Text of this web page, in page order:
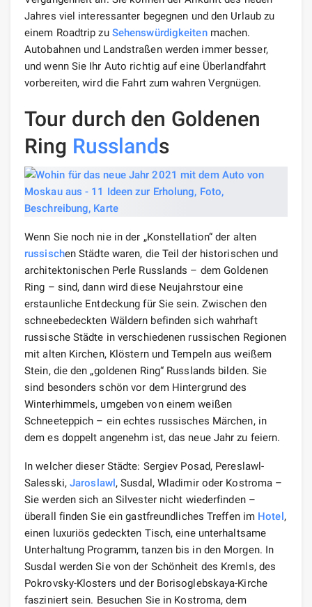
Jahres viel interessanter begegnen und den Urlaub zu
einem Roadtrip zu Sehenswürdigkeitenmachen.
Autobahnen und Landstraßen werden immer besser,
und wenn Sie Ihr Auto richtig auf eine Überlandfahrt
vorbereiten, wird die Fahrt zum wahren Vergnügen.
Tour durch den Goldenen
Ring Russlands
Wenn Sie noch nie in der „Konstellation“ der alten
russischen Städte waren, die Teil der historischen und
architektonischen Perle Russlands – dem Goldenen
Ring – sind, dann wird diese Neujahrstour eine
erstaunliche Entdeckung für Sie sein. Zwischen den
schneebedeckten Wäldern befinden sich wahrhaft
russische Städte in verschiedenen russischen Regionen
mit alten Kirchen, Klöstern und Tempeln aus weißem
Stein, die den „goldenen Ring“ Russlands bilden. Sie
sind besonders schön vor dem Hintergrund des
Winterhimmels, umgeben von einem weißen
Schneeteppich – ein echtes russisches Märchen, in
dem es doppelt angenehm ist, das neue Jahr zu feiern.
In welcher dieser Städte: Sergiev Posad, Pereslawl-
Salesski, Jaroslawl, Susdal, Wladimir oder Kostroma –
Sie werden sich an Silvester nicht wiederfinden –
überall finden Sie ein gastfreundliches Treffen im Hotel,
einen luxuriös gedeckten Tisch, eine unterhaltsame
Unterhaltung Programm, tanzen bis in den Morgen. In
Susdal werden Sie von der Schönheit des Kremls, des
Pokrovsky-Klosters und der Borisoglebskaya-Kirche
fasziniert sein. Besuchen Sie in Kostroma, dem